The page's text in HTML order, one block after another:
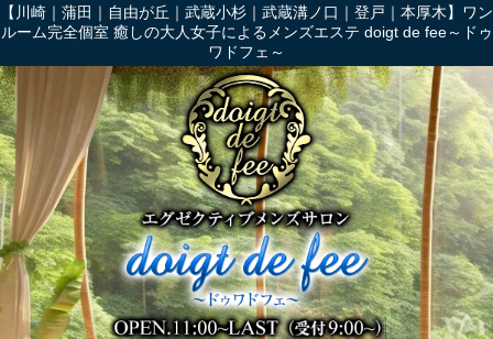
【川崎｜蒲田｜自由が丘｜武蔵小杉｜武蔵溝ノ口｜登戸｜本厚木】ワン
ルーム完全個室 癒しの大人女子によるメンズエステ doigt de fee～ドゥ
ワドフェ～